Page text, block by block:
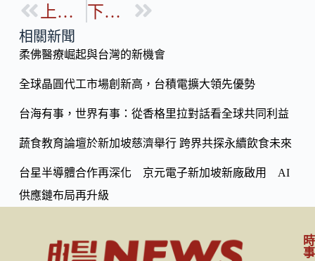
b
o
k
p
Li
n
k
上一篇 下一篇
相關新聞
柔佛醫療崛起與台灣的新機會
全球晶圓代工市場創新高，台積電擴大領先優勢
台海有事，世界有事：從香格里拉對話看全球共同利益
蔬食教育論壇於新加坡慈濟舉行 跨界共探永續飲食未來
台星半導體合作再深化 京元電子新加坡新廠啟用 AI
供應鏈布局再升級
時
事